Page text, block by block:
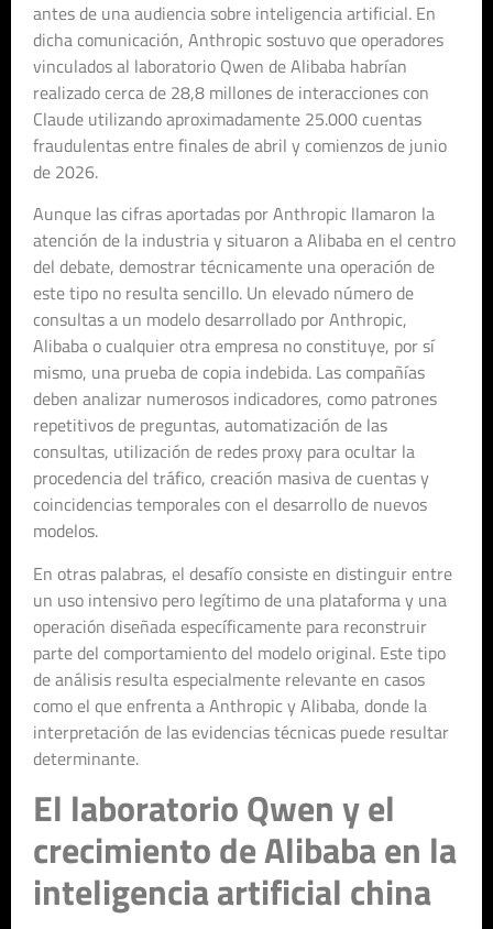
antes de una audiencia sobre inteligencia artificial. En
dicha comunicación, Anthropic sostuvo que operadores
vinculados al laboratorio Qwen de Alibaba habrían
realizado cerca de 28,8 millones de interacciones con
Claude utilizando aproximadamente 25.000 cuentas
fraudulentas entre finales de abril y comienzos de junio
de 2026.
Aunque las cifras aportadas por Anthropic llamaron la
atención de la industria y situaron a Alibaba en el centro
del debate, demostrar técnicamente una operación de
este tipo no resulta sencillo. Un elevado número de
consultas a un modelo desarrollado por Anthropic,
Alibaba o cualquier otra empresa no constituye, por sí
mismo, una prueba de copia indebida. Las compañías
deben analizar numerosos indicadores, como patrones
repetitivos de preguntas, automatización de las
consultas, utilización de redes proxy para ocultar la
procedencia del tráfico, creación masiva de cuentas y
coincidencias temporales con el desarrollo de nuevos
modelos.
En otras palabras, el desafío consiste en distinguir entre
un uso intensivo pero legítimo de una plataforma y una
operación diseñada específicamente para reconstruir
parte del comportamiento del modelo original. Este tipo
de análisis resulta especialmente relevante en casos
como el que enfrenta a Anthropic y Alibaba, donde la
interpretación de las evidencias técnicas puede resultar
determinante.
El laboratorio Qwen y el
crecimiento de Alibaba en la
inteligencia artificial china